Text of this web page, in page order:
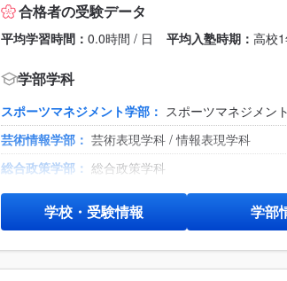
合格者の受験データ
平均学習時間： 0.0時間 / 日 平均入塾時期： 高校
学部学科
スポーツマネジメント学部： スポーツマネジメン
芸術情報学部： 芸術表現学科 / 情報表現学科
総合政策学部： 総合政策学科
学校・受験情報 学部